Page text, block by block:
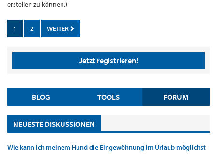
erstellen zu können.)
1 2 WEITER
Jetzt registrieren!
BLOG TOOLS FORUM
NEUESTE DISKUSSIONEN
Wie kann ich meinem Hund die Eingewöhnung im Urlaub möglichst